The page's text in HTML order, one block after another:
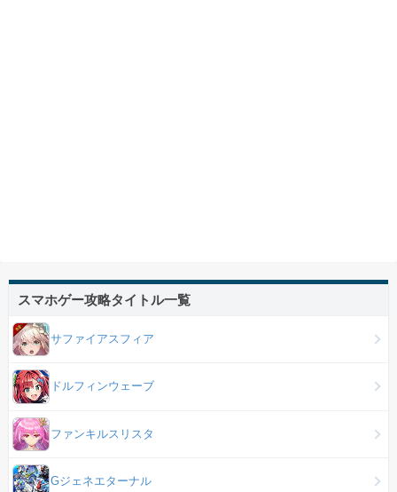
スマホゲー攻略タイトル一覧
サファイアスフィア
ドルフィンウェーブ
ファンキルスリスタ
Gジェネエターナル